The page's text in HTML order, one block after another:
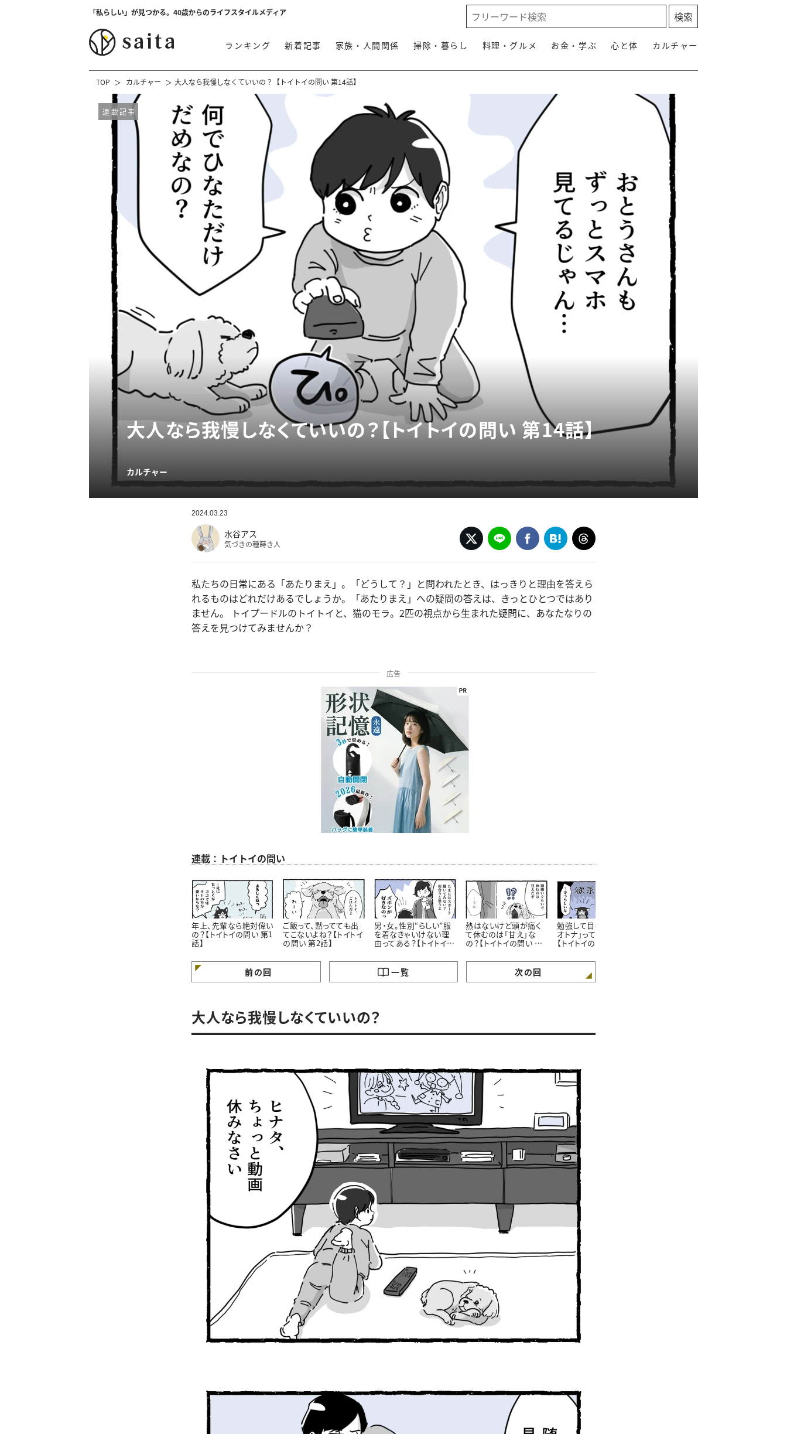
「私らしい」が見つかる。40歳からのライフスタイルメディア
ランキング 新着記事 家族・人間関係 掃除・暮らし 料理・グルメ お金・学ぶ 心と体 カルチャー
TOP カルチャー 大人なら我慢しなくていいの？【トイトイの問い 第14話】
連載記事
大人なら我慢しなくていいの？【トイトイの問い 第14話】
カルチャー
2024.03.23
水谷アス
気づきの種蒔き人
私たちの日常にある「あたりまえ」。「どうして？」と問われたとき、はっきりと理由を答えら
れるものはどれだけあるでしょうか。「あたりまえ」への疑問の答えは、きっとひとつではあり
ません。 トイプードルのトイトイと、猫のモラ。2匹の視点から生まれた疑問に、あなたなりの
答えを見つけてみませんか？
広告
連載：トイトイの問い
年上、先輩なら絶対偉い
の？【トイトイの問い 第1
話】
ご飯って、黙ってても出
てこないよね？【トイトイ
の問い 第2話】
男・女。性別“らしい”服
を着なきゃいけない理
由ってある？【トイトイの
熱はないけど頭が痛く
て休むのは「甘え」な
の？【トイトイの問い 第4
勉強して目指す「立派な
オトナ」って、楽しいの？
【トイトイの問い 第5話】
前の回 一覧 次の回
大人なら我慢しなくていいの？